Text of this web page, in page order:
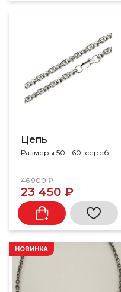
Цепь
Размеры 50 - 60, серебро 925
46 900 ₽
23 450 ₽
НОВИНКА